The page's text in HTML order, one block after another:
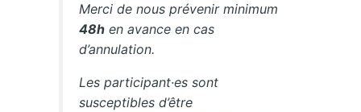
Merci de nous prévenir minimum
48h en avance en cas
d’annulation.
Les participant·es sont
susceptibles d’être